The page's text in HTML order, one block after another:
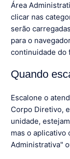
Área
clicar nas
serão
para o
continuidade do
Quando
Escalone o
Corpo Diretivo,
unidade,
mas o aplicativo
Administrativa"